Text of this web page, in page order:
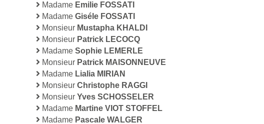
Madame Emilie FOSSATI
Madame Giséle FOSSATI
Monsieur Mustapha KHALDI
Monsieur Patrick LECOCQ
Madame Sophie LEMERLE
Monsieur Patrick MAISONNEUVE
Madame Lialia MIRIAN
Monsieur Christophe RAGGI
Monsieur Yves SCHOSSELER
Madame Martine VIOT STOFFEL
Madame Pascale WALGER